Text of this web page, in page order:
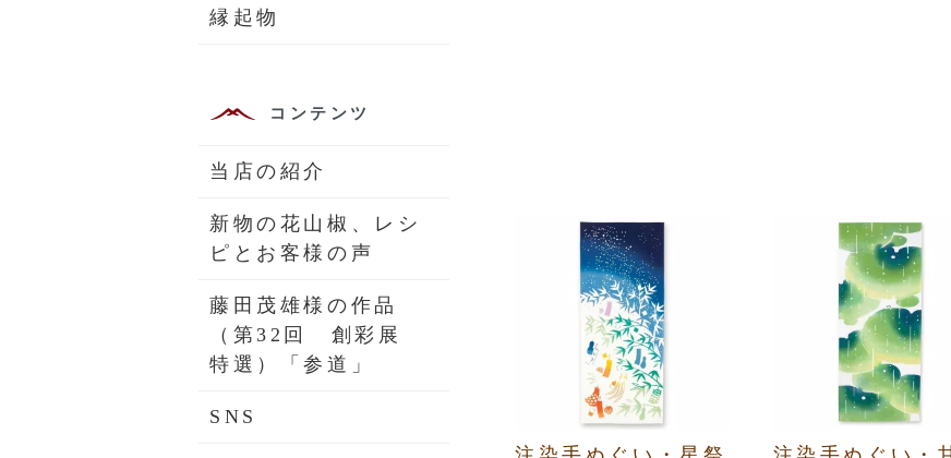
縁起物
コンテンツ
当店の紹介
新物の花山椒、レシ
ピとお客様の声
藤田茂雄様の作品
（第32回 創彩展
特選）「参道」
SNS